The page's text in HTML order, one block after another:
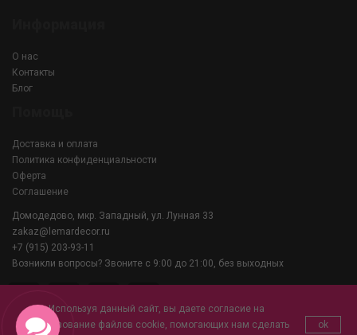
О нас
Контакты
Блог
Доставка и оплата
Политика конфиденциальности
Оферта
Соглашение
Домодедово, мкр. Западный, ул. Лунная 33
zakaz@lemardecor.ru
+7 (915) 203-93-11
Возникли вопросы? Звоните с 9:00 до 21:00, без выходных
Используя данный сайт, вы даете согласие на
использование файлов cookie, помогающих нам сделать
ok